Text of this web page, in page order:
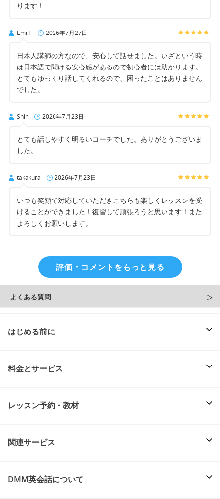
ります！
Emi.T 2026年7月27日
日本人講師の方なので、安心して話せました。いざという時
は日本語で聞ける安心感があるので初心者には助かります。
とてもゆっくり話してくれるので、困ったことはありません
でした。
Shin 2026年7月23日
とても話しやすく明るいコーチでした。ありがとうございま
した。
takakura 2026年7月23日
いつも笑顔で対応していただきこちらも楽しくレッスンを受
けることができました！復習して頑張ろうと思います！また
よろしくお願いします。
評価・コメントをもっと見る
よくある質問
はじめる前に
料金とサービス
レッスン予約・教材
関連サービス
DMM英会話について